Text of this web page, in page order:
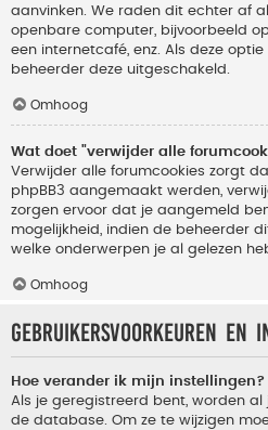
aanvinken. We raden dit echter af
openbare computer, bijvoorbeeld
een internetcafé, enz. Als deze
beheerder deze uitgeschakeld.
Omhoog
Wat doet "verwijder alle
Verwijder alle forumcookies zorgt
phpBB3 aangemaakt werden,
zorgen ervoor dat je aangemeld
mogelijkheid, indien de beheerder
welke onderwerpen je al gelezen
Omhoog
Gebruikersvoorkeuren en
Hoe verander ik mijn instellingen?
Als je geregistreerd bent, worden
de database. Om ze te wijzigen